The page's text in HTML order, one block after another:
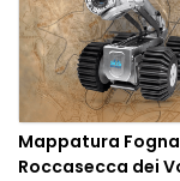
Mappatura
Roccasecca dei